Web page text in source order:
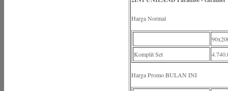
Harga Normal
Komplit Set
Harga Promo BULAN INI